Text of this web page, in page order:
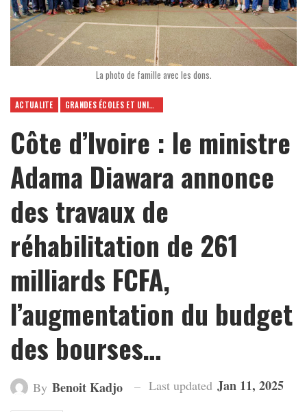
La photo de famille avec les dons.
ACTUALITE GRANDES ÉCOLES ET UNIVERSITÉS
Côte d’Ivoire : le ministre
Adama Diawara annonce
des travaux de
réhabilitation de 261
milliards FCFA,
l’augmentation du budget
des bourses…
By Benoit Kadjo Last updated Jan 11, 2025